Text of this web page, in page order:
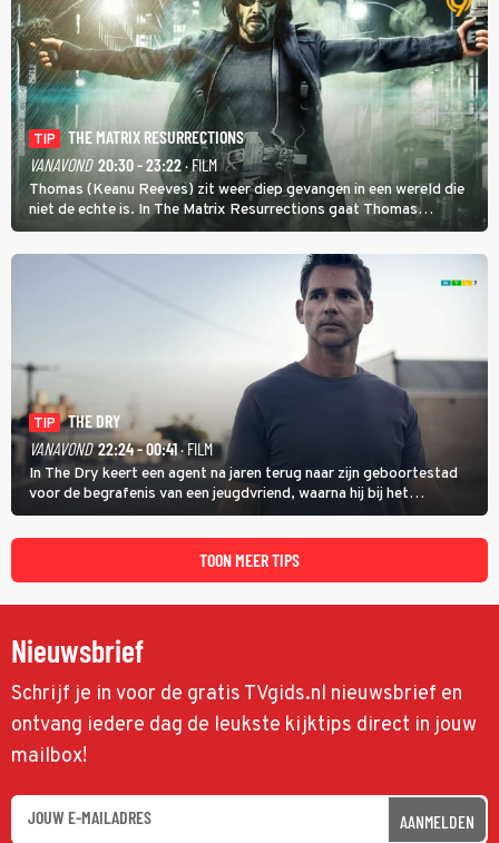
TIP
THE MATRIX RESURRECTIONS
VANAVOND 20:30 - 23:22· FILM
Thomas (Keanu Reeves) zit weer diep gevangen in een wereld die
niet de echte is. In The Matrix Resurrections gaat Thomas
proberen uit deze schijnwereld te ontsnappen.
TIP
THE DRY
VANAVOND 22:24 - 00:41· FILM
In The Dry keert een agent na jaren terug naar zijn geboortestad
voor de begrafenis van een jeugdvriend, waarna hij bij het
onderzoeken van diens dood een verband begint te vermoeden
met een oude zaak.
TOON MEER TIPS
Nieuwsbrief
Schrijf je in voor de gratis TVgids.nl nieuwsbrief en
ontvang iedere dag de leukste kijktips direct in jouw
mailbox!
AANMELDEN